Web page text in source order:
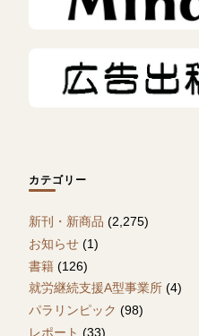
カテゴリー
新刊・新商品 (2,275)
お知らせ (1)
書籍 (126)
就労継続支援A型事業所 (4)
パラリンピック (98)
レポート (33)